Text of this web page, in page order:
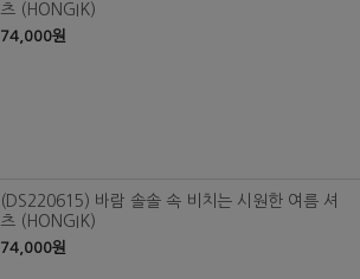
츠 (HONGIK)
74,000원
(DS220615) 바람 솔솔 속 비치는 시원한 여름 셔
츠 (HONGIK)
74,000원